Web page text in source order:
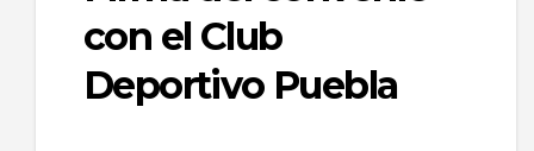
con el Club
Deportivo Puebla